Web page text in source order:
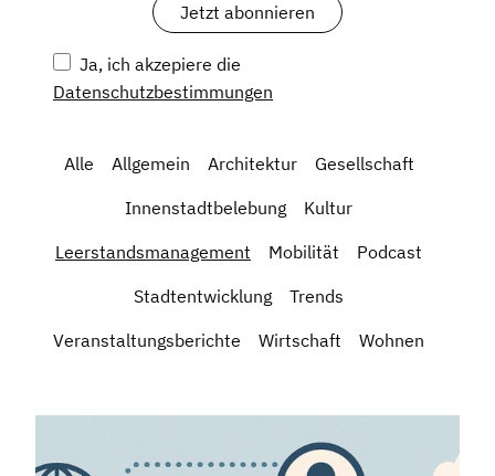
Ja, ich akzepiere die
Datenschutzbestimmungen
Alle Allgemein Architektur
Gesellschaft
Innenstadtbelebung
Kultur
Leerstandsmanagement
Mobilität
Podcast
Stadtentwicklung
Trends
Veranstaltungsberichte
Wirtschaft Wohnen